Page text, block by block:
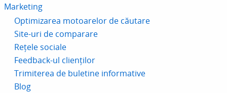
Marketing
Optimizarea motoarelor de căutare
Site-uri de comparare
Rețele sociale
Feedback-ul clienților
Trimiterea de buletine informative
Blog